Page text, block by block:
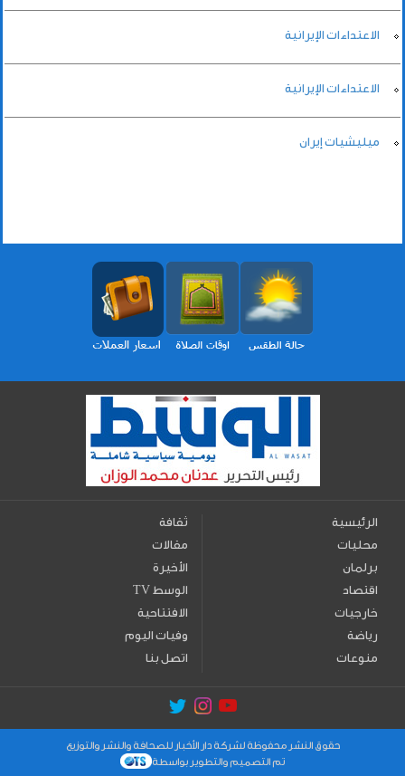
الاعتداءات الإيرانية
الاعتداءات الإيرانية
ميليشيات إيران
الرئيسية
محليات
برلمان
اقتصاد
خارجيات
رياضة
منوعات
ثقافة
مقالات
الأخيرة
TV الوسط
الافتتاحية
وفيات اليوم
اتصل بنا
حقوق النشر محفوظة لشركة دار الأخبار للصحافة والنشر والتوزيع
تم التصميم والتطوير بواسطة